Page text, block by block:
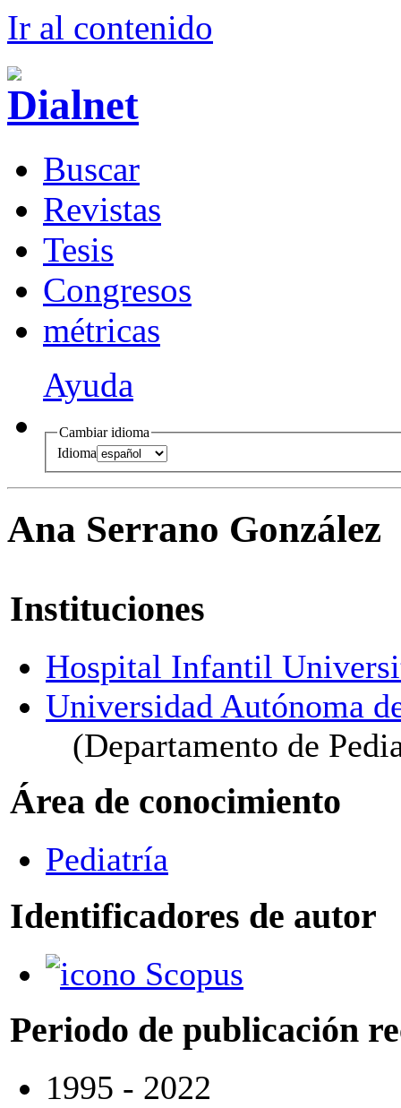
Ir al contenido
Buscar
Revistas
Tesis
Congresos
métricas
Ayuda
Cambiar idioma
Idioma
Ana Serrano González
Instituciones
Hospital Infantil
Universidad Autónoma
(Departamento de
Área de conocimiento
Pediatría
Identificadores de autor
Scopus
Periodo de publicación
1995 - 2022